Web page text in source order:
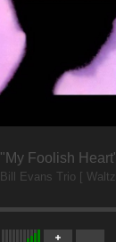
"My Foolish
Bill Evans Trio [